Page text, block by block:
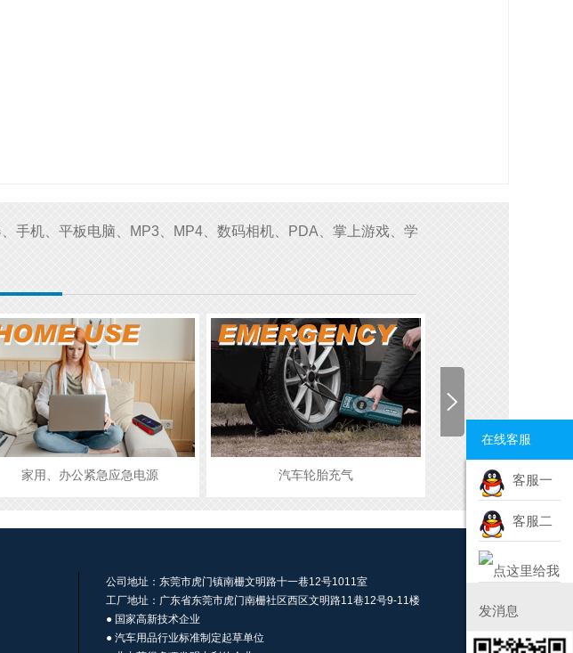
手机、平板电脑、MP3、MP4、数码相机、PDA、掌上游戏、学
汽车轮胎充气 汽车缺电打火 野外露营
公司地址： 东莞市虎门镇南栅文明路十一巷12号1011室
工厂地址：广东省东莞市虎门南栅社区西区文明路11巷12号9-11楼
● 国家高新技术企业
● 汽车用品行业标准制定起草单位
在线客服
客服一
客服二